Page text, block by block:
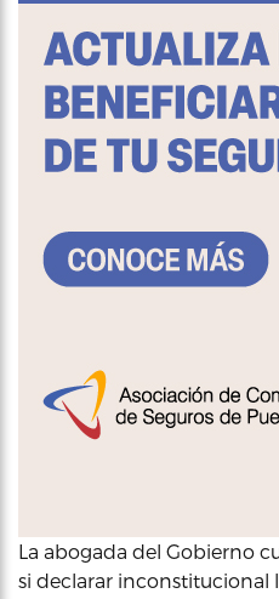
La abogada del Gobierno
si declarar inconstitucional